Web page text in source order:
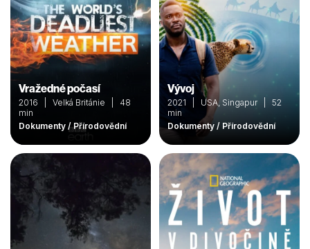
Vražedné počasí
2016 | Velká Británie | 48
min
Dokumenty / Přírodovědní
Vývoj
2021 | USA, Singapur | 52
min
Dokumenty / Přírodovědní